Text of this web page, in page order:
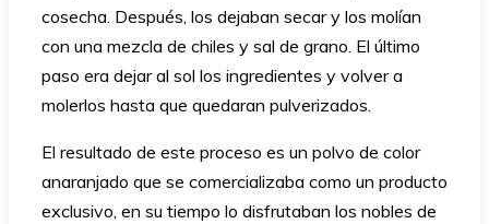
cosecha. Después, los dejaban secar y los molían
con una mezcla de chiles y sal de grano. El último
paso era dejar al sol los ingredientes y volver a
molerlos hasta que quedaran pulverizados.
El resultado de este proceso es un polvo de color
anaranjado que se comercializaba como un producto
exclusivo, en su tiempo lo disfrutaban los nobles de